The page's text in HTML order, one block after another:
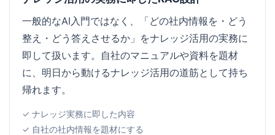
一般的なAI入門ではなく、「どの社内情報を・どう
整え・どう答えさせるか」をナレッジ活用の実務に
即して扱います。自社のマニュアルや資料を題材
に、明日から動けるナレッジ活用の道筋として持ち
帰れます。
✓ ナレッジ実務に即した内容
✓ 自社の社内情報を題材にする